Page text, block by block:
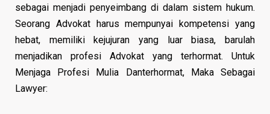
sebagai menjadi penyeimbang di dalam sistem hukum.
Seorang Advokat harus mempunyai kompetensi yang
hebat, memiliki kejujuran yang luar biasa, barulah
menjadikan profesi Advokat yang terhormat. Untuk
Menjaga Profesi Mulia Danterhormat, Maka Sebagai
Lawyer: